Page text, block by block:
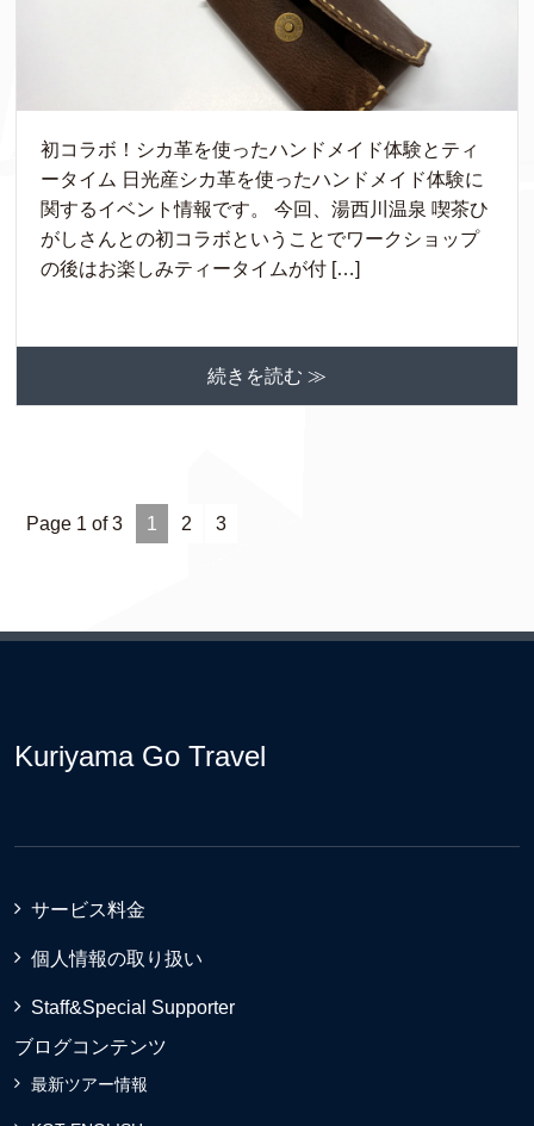
初コラボ！シカ革を使ったハンドメイド体験とティ
ータイム 日光産シカ革を使ったハンドメイド体験に
関するイベント情報です。 今回、湯西川温泉 喫茶ひ
がしさんとの初コラボということでワークショップ
の後はお楽しみティータイムが付 […]
続きを読む ≫
Page 1 of 3 1 2 3
Kuriyama Go Travel
サービス料金
個人情報の取り扱い
Staff&Special Supporter
ブログコンテンツ
最新ツアー情報